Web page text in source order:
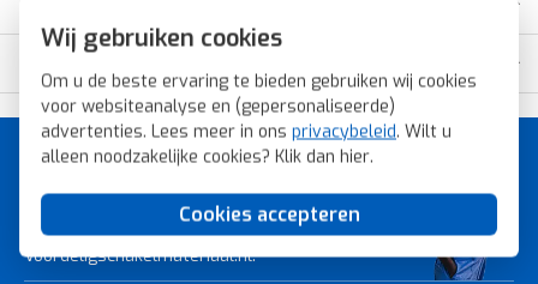
Wij gebruiken cookies
Om u de beste ervaring te bieden gebruiken wij cookies
voor websiteanalyse en (gepersonaliseerde)
advertenties. Lees meer in ons privacybeleid. Wilt u
alleen noodzakelijke cookies? Klik dan hier.
Cookies accepteren
A-merk schakelmateriaal voor
de laagste prijs.
Bestel snel, veilig en eenvoudig bij
Voordeligschakelmateriaal.nl.